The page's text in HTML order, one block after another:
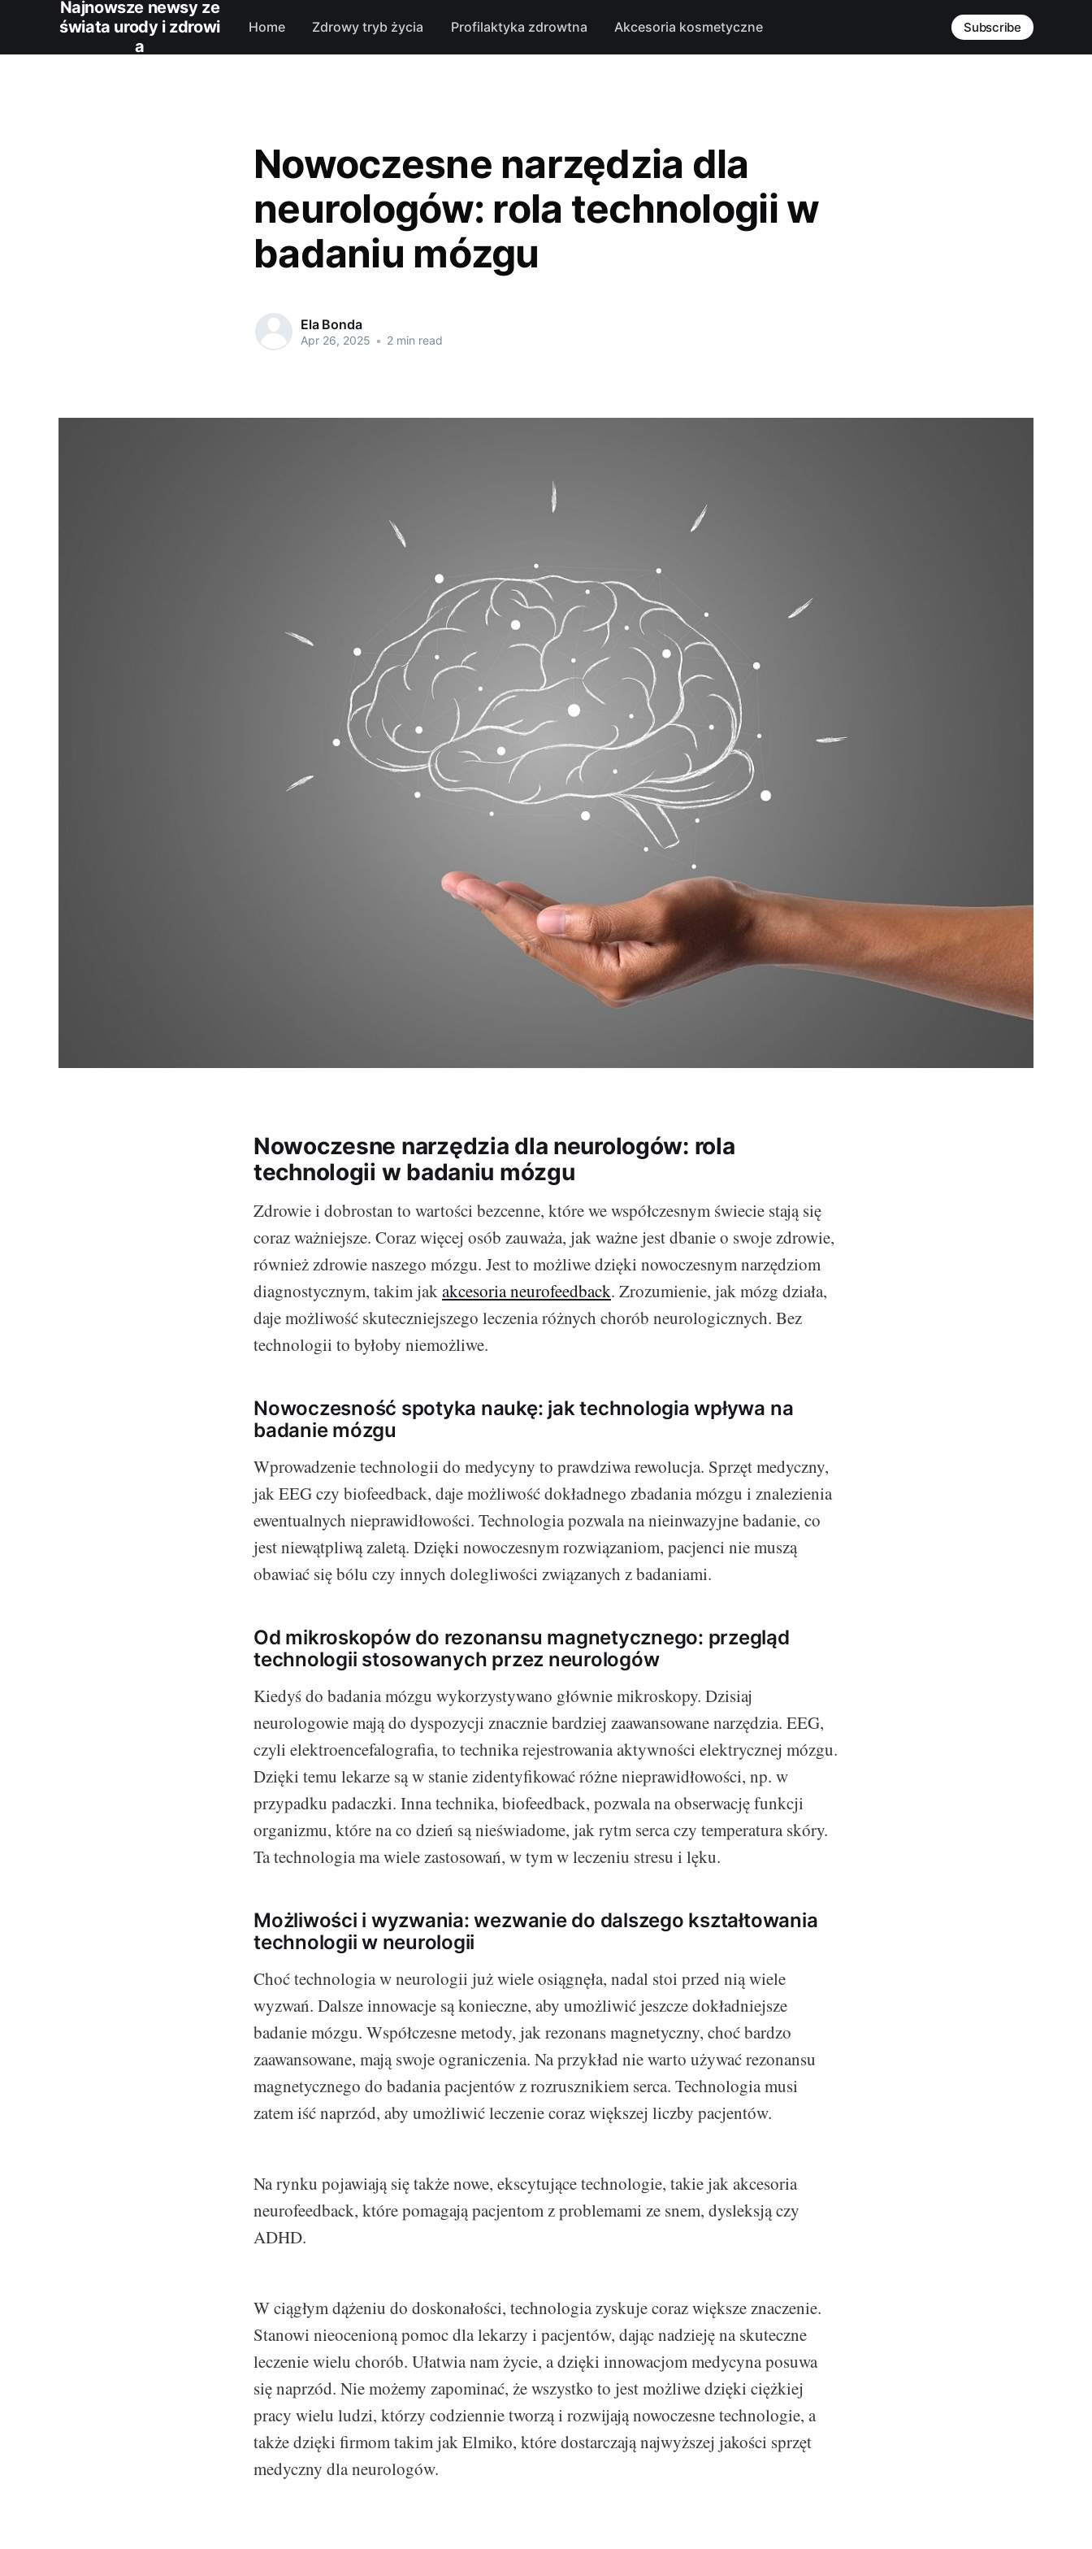
Najnowsze newsy ze
świata urody i zdrowi
a
Home Zdrowy tryb życia Profilaktyka zdrowtna Akcesoria kosmetyczne Subscribe
Nowoczesne narzędzia dla
neurologów: rola technologii w
badaniu mózgu
Ela Bonda
Apr 26, 2025 • 2 min read
Nowoczesne narzędzia dla neurologów: rola
technologii w badaniu mózgu
Zdrowie i dobrostan to wartości bezcenne, które we współczesnym świecie stają się
coraz ważniejsze. Coraz więcej osób zauważa, jak ważne jest dbanie o swoje zdrowie,
również zdrowie naszego mózgu. Jest to możliwe dzięki nowoczesnym narzędziom
diagnostycznym, takim jakakcesoria neurofeedback. Zrozumienie, jak mózg działa,
daje możliwość skuteczniejszego leczenia różnych chorób neurologicznych. Bez
technologii to byłoby niemożliwe.
Nowoczesność spotyka naukę: jak technologia wpływa na
badanie mózgu
Wprowadzenie technologii do medycyny to prawdziwa rewolucja. Sprzęt medyczny,
jak EEG czy biofeedback, daje możliwość dokładnego zbadania mózgu i znalezienia
ewentualnych nieprawidłowości. Technologia pozwala na nieinwazyjne badanie, co
jest niewątpliwą zaletą. Dzięki nowoczesnym rozwiązaniom, pacjenci nie muszą
obawiać się bólu czy innych dolegliwości związanych z badaniami.
Od mikroskopów do rezonansu magnetycznego: przegląd
technologii stosowanych przez neurologów
Kiedyś do badania mózgu wykorzystywano głównie mikroskopy. Dzisiaj
neurologowie mają do dyspozycji znacznie bardziej zaawansowane narzędzia. EEG,
czyli elektroencefalografia, to technika rejestrowania aktywności elektrycznej mózgu.
Dzięki temu lekarze są w stanie zidentyfikować różne nieprawidłowości, np. w
przypadku padaczki. Inna technika, biofeedback, pozwala na obserwację funkcji
organizmu, które na co dzień są nieświadome, jak rytm serca czy temperatura skóry.
Ta technologia ma wiele zastosowań, w tym w leczeniu stresu i lęku.
Możliwości i wyzwania: wezwanie do dalszego kształtowania
technologii w neurologii
Choć technologia w neurologii już wiele osiągnęła, nadal stoi przed nią wiele
wyzwań. Dalsze innowacje są konieczne, aby umożliwić jeszcze dokładniejsze
badanie mózgu. Współczesne metody, jak rezonans magnetyczny, choć bardzo
zaawansowane, mają swoje ograniczenia. Na przykład nie warto używać rezonansu
magnetycznego do badania pacjentów z rozrusznikiem serca. Technologia musi
zatem iść naprzód, aby umożliwić leczenie coraz większej liczby pacjentów.
Na rynku pojawiają się także nowe, ekscytujące technologie, takie jak akcesoria
neurofeedback, które pomagają pacjentom z problemami ze snem, dysleksją czy
ADHD.
W ciągłym dążeniu do doskonałości, technologia zyskuje coraz większe znaczenie.
Stanowi nieocenioną pomoc dla lekarzy i pacjentów, dając nadzieję na skuteczne
leczenie wielu chorób. Ułatwia nam życie, a dzięki innowacjom medycyna posuwa
się naprzód. Nie możemy zapominać, że wszystko to jest możliwe dzięki ciężkiej
pracy wielu ludzi, którzy codziennie tworzą i rozwijają nowoczesne technologie, a
także dzięki firmom takim jak Elmiko, które dostarczają najwyższej jakości sprzęt
medyczny dla neurologów.